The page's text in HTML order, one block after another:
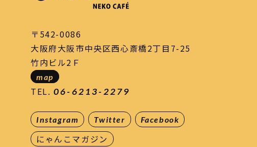
〒542-0086
大阪府大阪市中央区西心斎橋2丁目7-25
竹内ビル2Ｆ
map
TEL.06-6213-2279
Instagram Twitter Facebook
にゃんこマガジン